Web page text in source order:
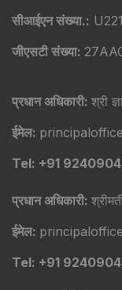
सीआईएन संख्या.:
जीएसटी संख्या:
प्रधान अधिकारी: श्री
ईमेल:
Tel: +91
प्रधान अधिकारी:
ईमेल:
Tel: +91